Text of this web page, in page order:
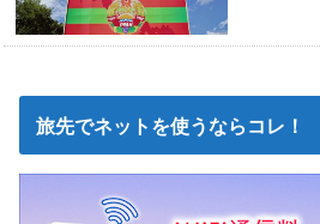
旅先でネットを使うならコレ！